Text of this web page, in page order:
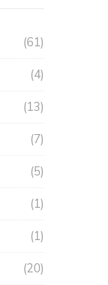
(61)
(4)
(13)
(7)
(5)
(1)
(1)
(20)